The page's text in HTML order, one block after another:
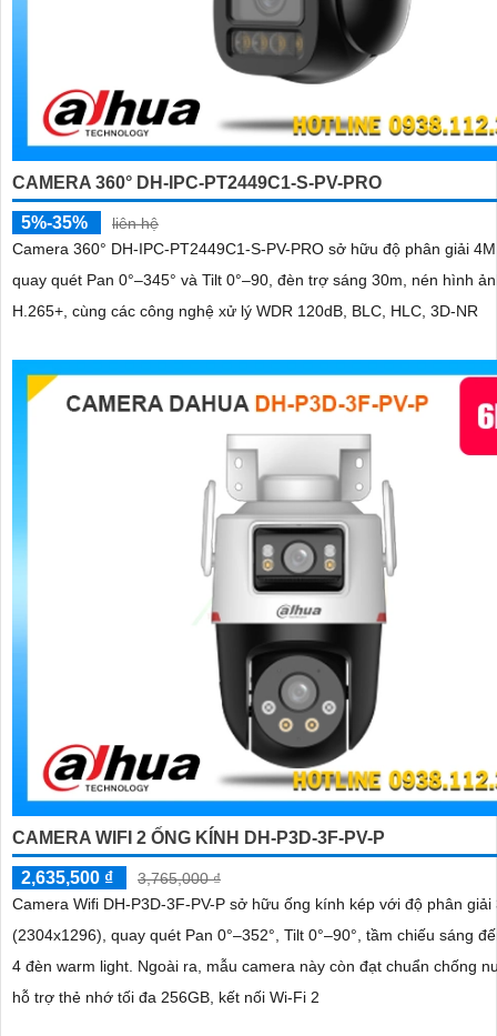
CAMERA 360° DH-IPC-PT2449C1-S-PV-PRO
5%-35%
liên hệ
Camera 360° DH-IPC-PT2449C1-S-PV-PRO sở hữu độ phân giải
quay quét Pan 0°–345° và Tilt 0°–90, đèn trợ sáng 30m, nén hình
H.265+, cùng các công nghệ xử lý WDR 120dB, BLC, HLC, 3D-NR
CAMERA WIFI 2 ỐNG KÍNH DH-P3D-3F-PV-P
2,635,500 ₫
3,765,000 ₫
Camera Wifi DH-P3D-3F-PV-P sở hữu ống kính kép với độ phân giải
(2304x1296), quay quét Pan 0°–352°, Tilt 0°–90°, tầm chiếu sáng
4 đèn warm light. Ngoài ra, mẫu camera này còn đạt chuẩn chống nước IP66,
hỗ trợ thẻ nhớ tối đa 256GB, kết nối Wi-Fi 2